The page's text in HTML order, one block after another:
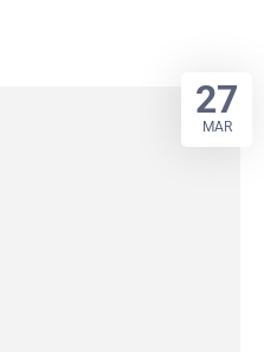
27
MAR